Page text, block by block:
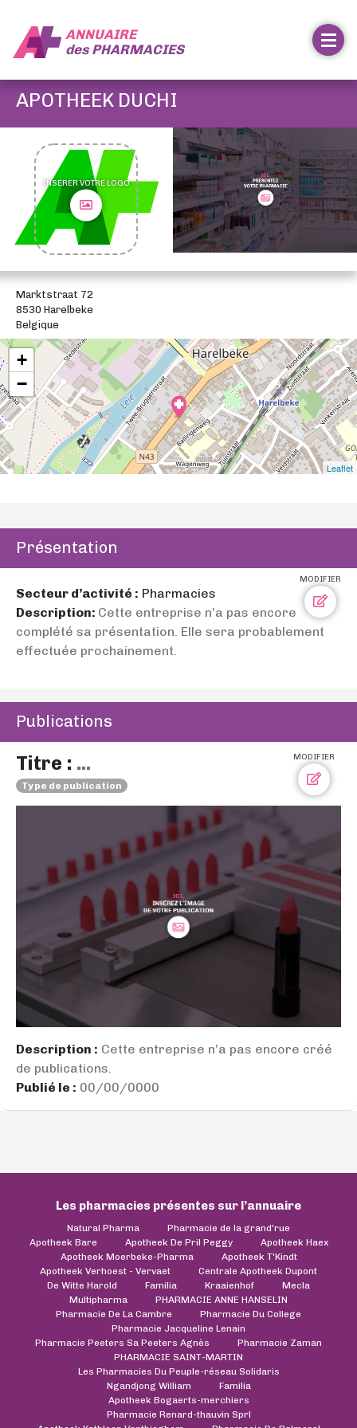
ANNUAIRE
desPHARMACIES
APOTHEEK DUCHI
INSÉRER VOTRE LOGO
Marktstraat 72
8530 Harelbeke
Belgique
+
−
Leaflet
Présentation
MODIFIER
Secteur d’activité : Pharmacies
Description: Cette entreprise n’a pas encore
complété sa présentation. Elle sera probablement
effectuée prochainement.
Publications
MODIFIER
Titre : ...
Type de publication
Description : Cette entreprise n’a pas encore créé
de publications.
Publié le : 00/00/0000
Les pharmacies présentes sur l’annuaire
Natural Pharma
Pharmacie de la grand'rue
Apotheek Bare
Apotheek De Pril Peggy
Apotheek Haex
Apotheek Moerbeke-Pharma
Apotheek T'Kindt
Apotheek Verhoest - Vervaet
Centrale Apotheek Dupont
De Witte Harold
Familia Kraaienhof
Mecla
Multipharma
PHARMACIE ANNE HANSELIN
Pharmacie De La Cambre
Pharmacie Du College
Pharmacie Jacqueline Lenain
Pharmacie Peeters Sa Peeters Agnès
Pharmacie Zaman
PHARMACIE SAINT-MARTIN
Les Pharmacies Du Peuple-réseau Solidaris
Ngandjong William
Familia
Apotheek Bogaerts-merchiers
Pharmacie Renard-thauvin Sprl